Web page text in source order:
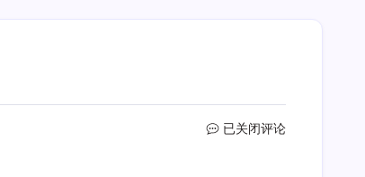
沉
已关闭评论